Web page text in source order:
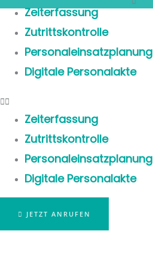
Zeiterfassung
Zutrittskontrolle
Personaleinsatzplanung
Digitale Personalakte
Zeiterfassung
Zutrittskontrolle
Personaleinsatzplanung
Digitale Personalakte
JETZT ANRUFEN